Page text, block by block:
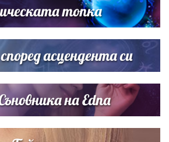
вдигна сватба, Стоичков и
с песен
топка
асцендента си
на Edna